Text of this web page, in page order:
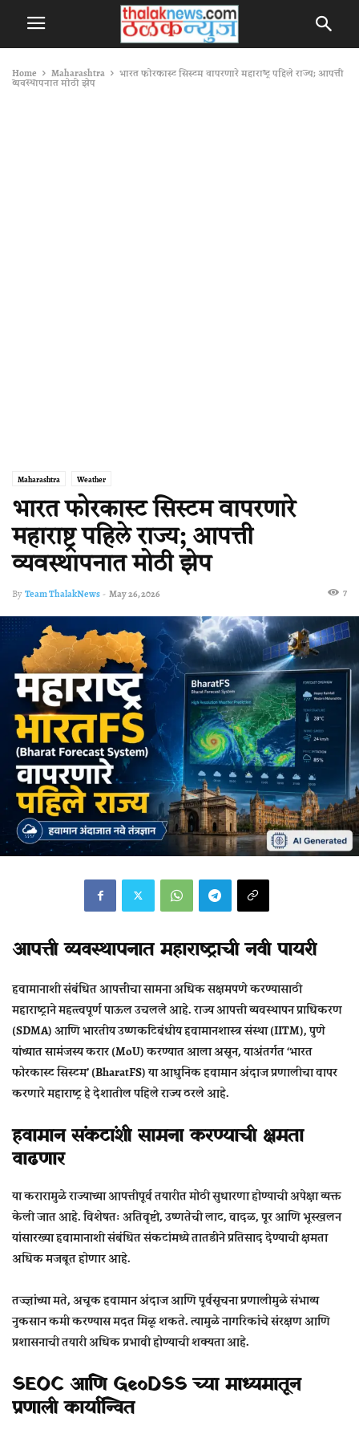
Home Maharashtra भारत फोरकास्ट सिस्टम वापरणारे महाराष्ट्र पहिले राज्य; आपत्ती
व्यवस्थापनात मोठी झेप
Maharashtra Weather
भारत फोरकास्ट सिस्टम वापरणारे
महाराष्ट्र पहिले राज्य; आपत्ती
व्यवस्थापनात मोठी झेप
By Team ThalakNews- May 26, 2026 7
आपत्ती व्यवस्थापनात महाराष्ट्राची नवी पायरी
हवामानाशी संबंधित आपत्तींचा सामना अधिक सक्षमपणे करण्यासाठी
महाराष्ट्राने महत्त्वपूर्ण पाऊल उचलले आहे. राज्य आपत्ती व्यवस्थापन प्राधिकरण
(SDMA) आणि भारतीय उष्णकटिबंधीय हवामानशास्त्र संस्था (IITM), पुणे
यांच्यात सामंजस्य करार (MoU) करण्यात आला असून, याअंतर्गत‘भारत
फोरकास्ट सिस्टम’ (BharatFS)या आधुनिक हवामान अंदाज प्रणालीचा वापर
करणारे महाराष्ट्र हे देशातील पहिले राज्य ठरले आहे.
हवामान संकटांशी सामना करण्याची क्षमता
वाढणार
या करारामुळे राज्याच्याआपत्तीपूर्व तयारीतमोठी सुधारणा होण्याची अपेक्षा व्यक्त
केली जात आहे. विशेषतः अतिवृष्टी, उष्णतेची लाट, वादळ, पूर आणि भूस्खलन
यांसारख्या हवामानाशी संबंधित संकटांमध्ये तातडीने प्रतिसाद देण्याची क्षमता
अधिक मजबूत होणार आहे.
तज्ज्ञांच्या मते, अचूक हवामान अंदाज आणि पूर्वसूचना प्रणालीमुळे संभाव्य
नुकसान कमी करण्यास मदत मिळू शकते. त्यामुळे नागरिकांचे संरक्षण आणि
प्रशासनाची तयारी अधिक प्रभावी होण्याची शक्यता आहे.
SEOC आणि GeoDSS च्या माध्यमातून
प्रणाली कार्यान्वित